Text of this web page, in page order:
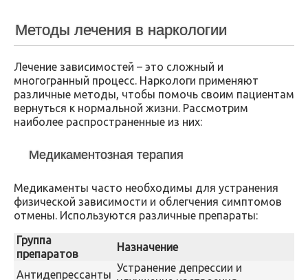
Методы лечения в наркологии
Лечение зависимостей – это сложный и
многогранный процесс. Наркологи применяют
различные методы, чтобы помочь своим пациентам
вернуться к нормальной жизни. Рассмотрим
наиболее распространенные из них:
Медикаментозная терапия
Медикаменты часто необходимы для устранения
физической зависимости и облегчения симптомов
отмены. Используются различные препараты:
Группа
препаратов
Назначение
Антидепрессанты
Устранение депрессии и